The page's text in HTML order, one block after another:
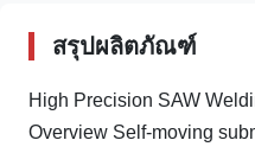
สรุปผลิตภัณฑ์
High Precision SAW
Overview Self-moving